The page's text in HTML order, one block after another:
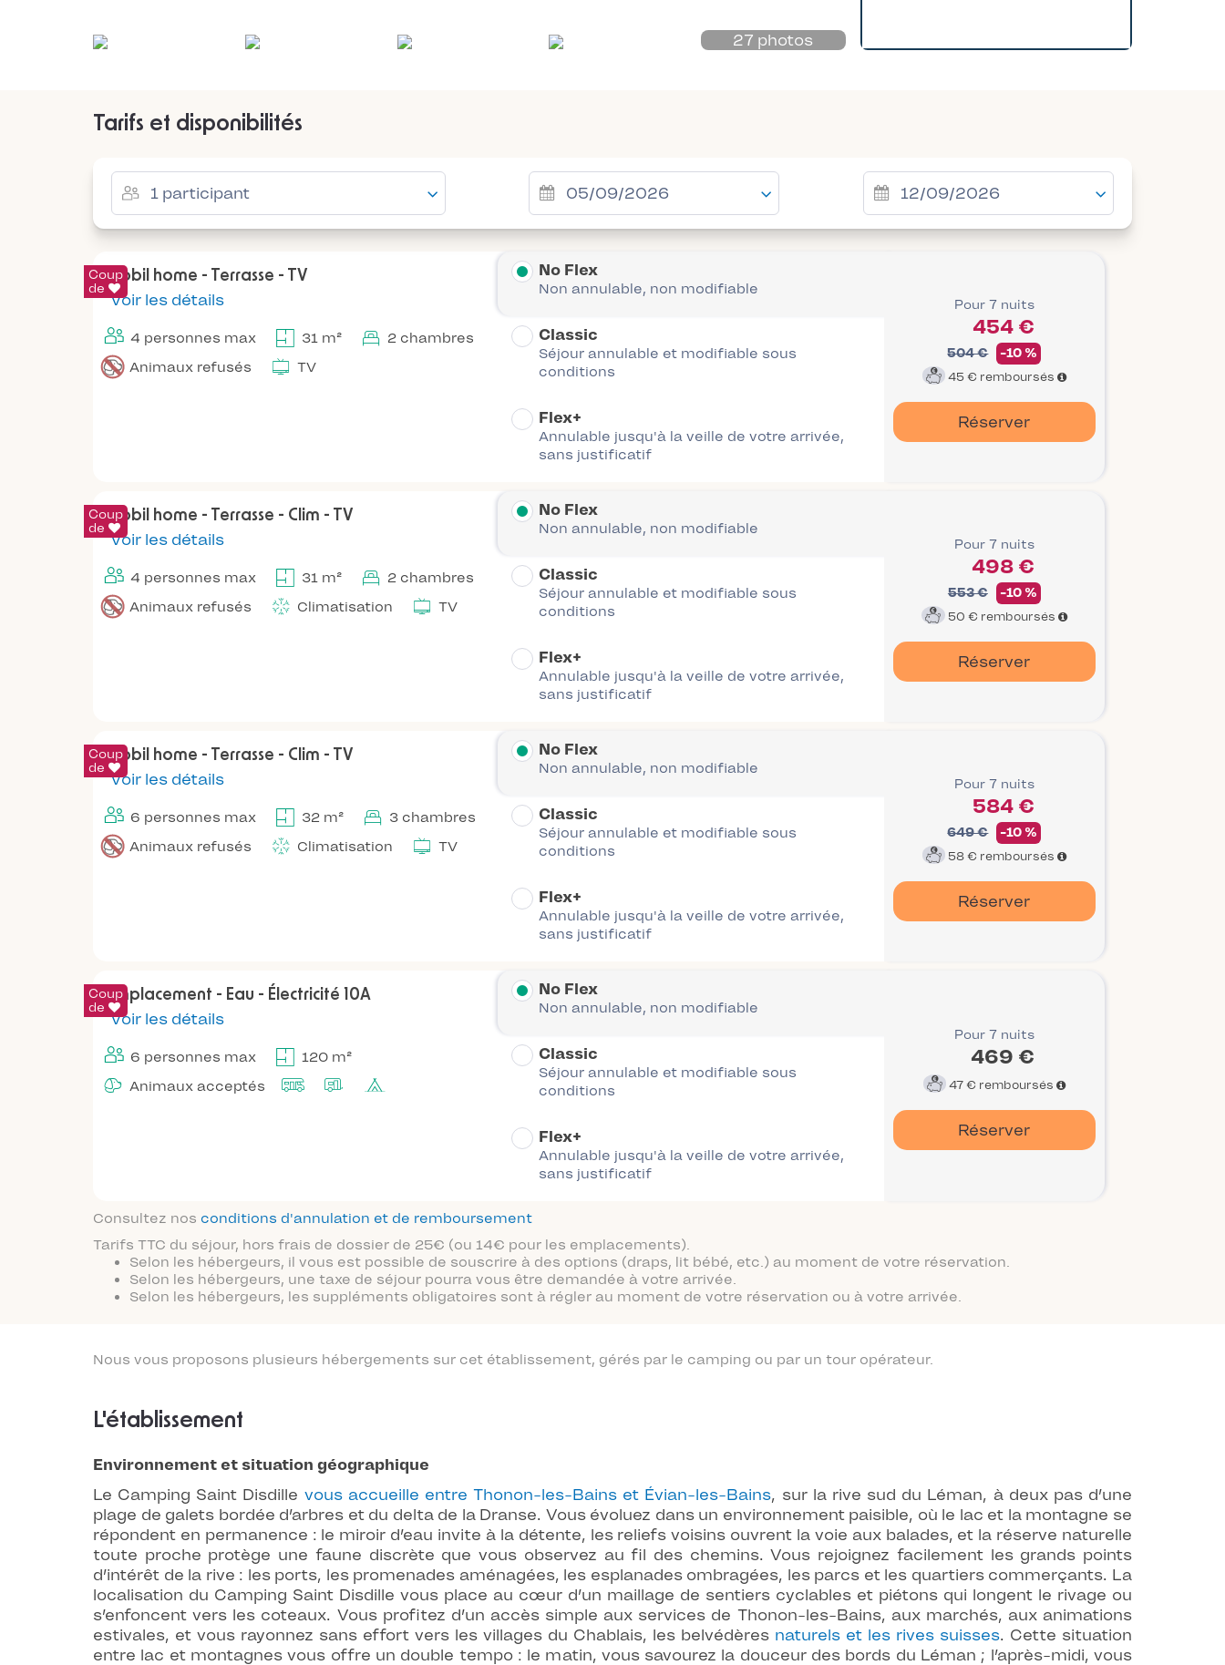
27 photos
Tarifs et disponibilités
Coup
de
Mobil home - Terrasse - TV
Voir les détails
4 personnes max 31 m²
2 chambres
Animaux refusés
TV
No Flex
Non annulable, non modifiable
Classic
Séjour annulable et modifiable sous
conditions
Flex+
Annulable jusqu'à la veille de votre arrivée,
sans justificatif
Pour 7 nuits
454 €
504 € -10 %
45 € remboursés
Réserver
Coup
de
Mobil home - Terrasse - Clim - TV
Voir les détails
4 personnes max 31 m²
2 chambres
Animaux refusés
Climatisation TV
No Flex
Non annulable, non modifiable
Classic
Séjour annulable et modifiable sous
conditions
Flex+
Annulable jusqu'à la veille de votre arrivée,
sans justificatif
Pour 7 nuits
498 €
553 € -10 %
50 € remboursés
Réserver
Coup
de
Mobil home - Terrasse - Clim - TV
Voir les détails
6 personnes max 32 m²
3 chambres
Animaux refusés
Climatisation TV
No Flex
Non annulable, non modifiable
Classic
Séjour annulable et modifiable sous
conditions
Flex+
Annulable jusqu'à la veille de votre arrivée,
sans justificatif
Pour 7 nuits
584 €
649 € -10 %
58 € remboursés
Réserver
Coup
de
Emplacement - Eau - Électricité 10A
Voir les détails
6 personnes max
120 m²
Animaux acceptés
No Flex
Non annulable, non modifiable
Classic
Séjour annulable et modifiable sous
conditions
Flex+
Annulable jusqu'à la veille de votre arrivée,
sans justificatif
Pour 7 nuits
469 €
47 € remboursés
Réserver
Consultez nos conditions d'annulation et de remboursement
Tarifs TTC du séjour, hors frais de dossier de 25€ (ou 14€ pour les emplacements).
Selon les hébergeurs, il vous est possible de souscrire à des options (draps, lit bébé, etc.) au moment de votre réservation.
Selon les hébergeurs, une taxe de séjour pourra vous être demandée à votre arrivée.
Selon les hébergeurs, les suppléments obligatoires sont à régler au moment de votre réservation ou à votre arrivée.
Nous vous proposons plusieurs hébergements sur cet établissement, gérés par le camping ou par un tour opérateur.
L'établissement
Environnement et situation géographique
Le Camping Saint Disdille vous accueille entre Thonon-les-Bains et Évian-les-Bains, sur la rive sud du Léman, à deux pas d’une
plage de galets bordée d’arbres et du delta de la Dranse. Vous évoluez dans un environnement paisible, où le lac et la montagne se
répondent en permanence : le miroir d’eau invite à la détente, les reliefs voisins ouvrent la voie aux balades, et la réserve naturelle
toute proche protège une faune discrète que vous observez au fil des chemins. Vous rejoignez facilement les grands points
d’intérêt de la rive : les ports, les promenades aménagées, les esplanades ombragées, les parcs et les quartiers commerçants. La
localisation du Camping Saint Disdille vous place au cœur d’un maillage de sentiers cyclables et piétons qui longent le rivage ou
s’enfoncent vers les coteaux. Vous profitez d’un accès simple aux services de Thonon-les-Bains, aux marchés, aux animations
estivales, et vous rayonnez sans effort vers les villages du Chablais, les belvédères naturels et les rives suisses. Cette situation
entre lac et montagnes vous offre un double tempo : le matin, vous savourez la douceur des bords du Léman ; l’après-midi, vous